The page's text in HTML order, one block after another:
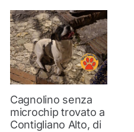
Cagnolino senza
microchip trovato a
Contigliano Alto, di